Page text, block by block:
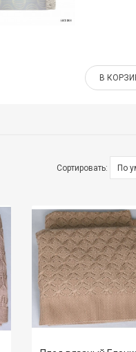
В
Сортировать: